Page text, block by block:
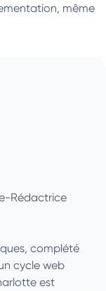
même
Rédactrice
complété
cycle web
est